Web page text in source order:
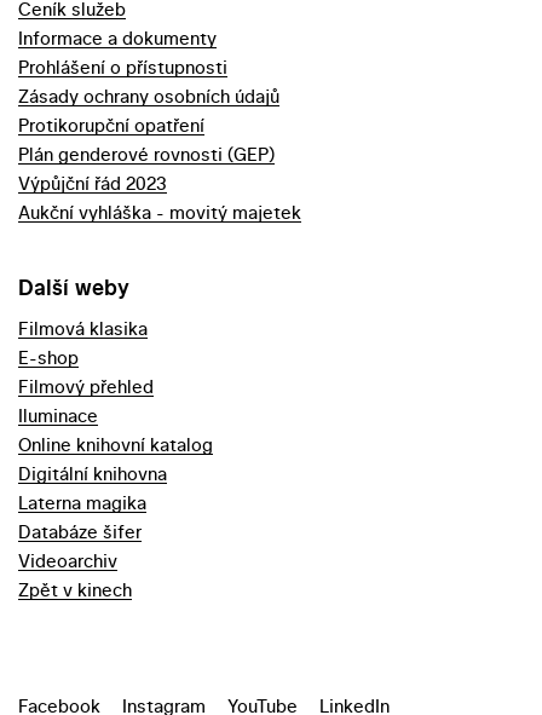
Ceník služeb
Informace a dokumenty
Prohlášení o přístupnosti
Zásady ochrany osobních údajů
Protikorupční opatření
Plán genderové rovnosti (GEP)
Výpůjční řád 2023
Aukční vyhláška - movitý majetek
Další weby
Filmová klasika
E-shop
Filmový přehled
Iluminace
Online knihovní katalog
Digitální knihovna
Laterna magika
Databáze šifer
Videoarchiv
Zpět v kinech
Facebook Instagram YouTube LinkedIn